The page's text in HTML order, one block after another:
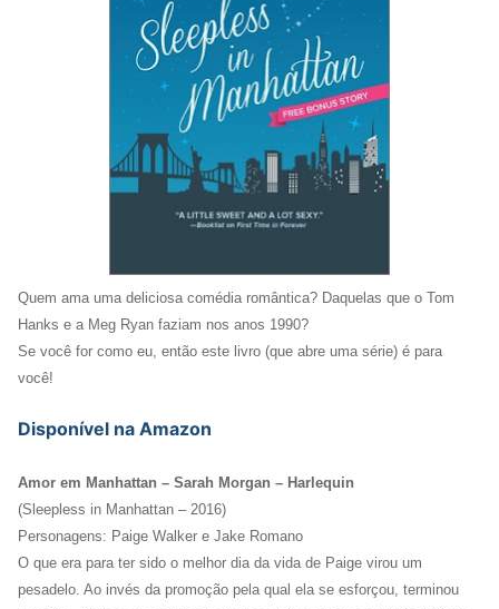
Quem ama uma deliciosa comédia romântica? Daquelas que o Tom
Hanks e a Meg Ryan faziam nos anos 1990?
Se você for como eu, então este livro (que abre uma série) é para
você!
Disponível na Amazon
Amor em Manhattan – Sarah Morgan – Harlequin
(Sleepless in Manhattan – 2016)
Personagens: Paige Walker e Jake Romano
O que era para ter sido o melhor dia da vida de Paige virou um
pesadelo. Ao invés da promoção pela qual ela se esforçou, terminou